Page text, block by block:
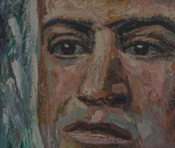
ARCHIVO
CERTAMEN DE DIBUJO
FUNDACIÓN
TIENDA
NOTICIAS